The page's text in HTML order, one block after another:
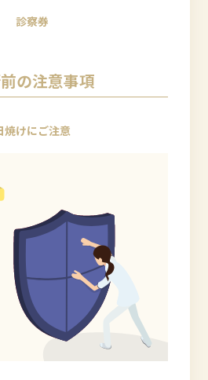
診察券
の注意事項
焼けにご注意